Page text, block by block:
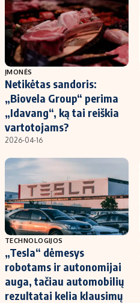
ĮMONĖS
Netikėtas sandoris:
„Biovela Group“ perima
„Idavang“, ką tai reiškia
vartotojams?
2026-04-16
TECHNOLOGIJOS
„Tesla“ dėmesys
robotams ir autonomijai
auga, tačiau automobilių
rezultatai kelia klausimų